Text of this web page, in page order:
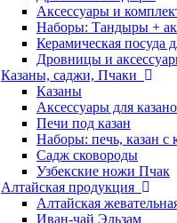
Аксессуары и
Наборы: Тандыры +
Керамическая посуда
Дровницы и
Казаны, саджи, Пчаки
Казаны
Аксессуары для
Печи под казан
Наборы: печь, казан
Садж сковороды
Узбекские ножи Пчак
Алтайская продукция
Алтайская
Иван-чай Эльзам